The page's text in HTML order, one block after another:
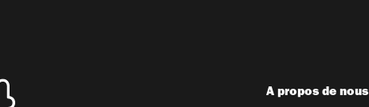
A propos de nous